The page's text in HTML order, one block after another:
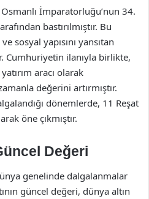
Osmanlı İmparatorluğu’nun 34.
bastırılmıştır. Bu
sosyal yapısını yansıtan
ilanıyla birlikte,
aracı olarak
değerini artırmıştır.
dönemlerde, 11 Reşat
öne çıkmıştır.
Değeri
genelinde dalgalanmalar
güncel değeri, dünya altın